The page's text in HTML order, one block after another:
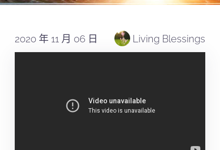
奉獻支持
課程報名
2020 年 11 月 06 日 Living Blessings